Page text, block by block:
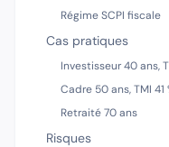
Régime SCPI fiscale
Cas pratiques
Investisseur 40 ans,
Cadre 50 ans, TMI
Retraité 70 ans
Risques